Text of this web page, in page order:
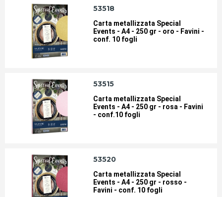
BIANCA
CARTA PER CONSEGNE DIRETTE CARTE EVENTI-INVITI
LASER ROTOLI PER CALCOLATRICI
ROTOLI PER POS
ROTOLI PER TACHIGRAFI
DIGITALI
53518
Carta metallizzata Special
Events - A4 - 250 gr - oro - Favini -
conf. 10 fogli
53515
Carta metallizzata Special
Events - A4 - 250 gr - rosa - Favini
- conf.10 fogli
53520
Carta metallizzata Special
Events - A4 - 250 gr - rosso -
Favini - conf. 10 fogli